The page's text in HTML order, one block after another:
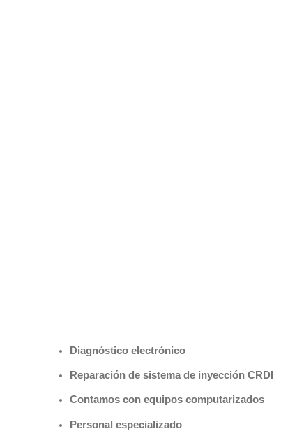
Diagnóstico electrónico
Reparación de sistema de inyección CRDI
Contamos con equipos computarizados
Personal especializado